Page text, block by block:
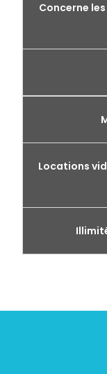
Concerne
Locations